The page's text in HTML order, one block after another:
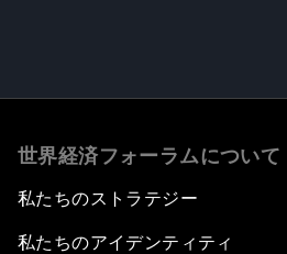
世界経済フォーラムについて
私たちのストラテジー
私たちのアイデンティティ